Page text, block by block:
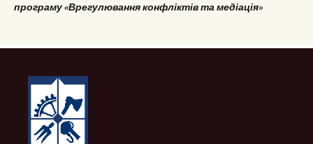
програму «Врегулювання конфліктів та медіація»